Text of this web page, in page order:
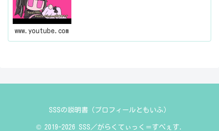
www.youtube.com
SSSの説明書（プロフィールともいふ）
© 2019-2026 SSS／がらくてぃっく＝すぺぇす.